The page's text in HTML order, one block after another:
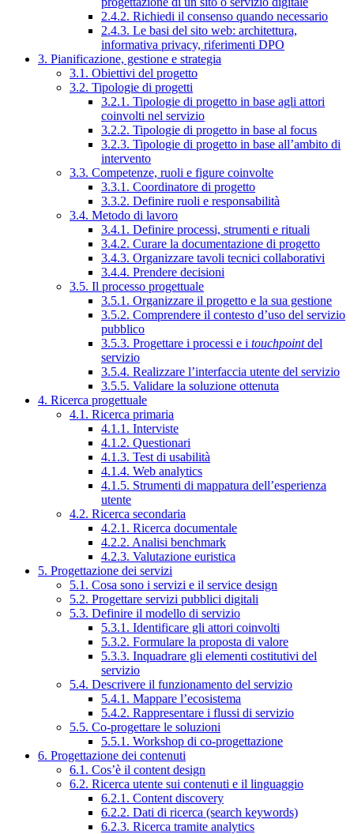
2.4.2. Richiedi il consenso quando necessario
2.4.3. Le basi del sito web: architettura,
informativa privacy, riferimenti DPO
3. Pianificazione, gestione e strategia
3.1. Obiettivi del progetto
3.2. Tipologie di progetti
3.2.1. Tipologie di progetto in base agli attori
coinvolti nel servizio
3.2.2. Tipologie di progetto in base al focus
3.2.3. Tipologie di progetto in base all’ambito di
intervento
3.3. Competenze, ruoli e figure coinvolte
3.3.1. Coordinatore di progetto
3.3.2. Definire ruoli e responsabilità
3.4. Metodo di lavoro
3.4.1. Definire processi, strumenti e rituali
3.4.2. Curare la documentazione di progetto
3.4.3. Organizzare tavoli tecnici collaborativi
3.4.4. Prendere decisioni
3.5. Il processo progettuale
3.5.1. Organizzare il progetto e la sua gestione
3.5.2. Comprendere il contesto d’uso del servizio
pubblico
3.5.3. Progettare i processi e i touchpointdel
servizio
3.5.4. Realizzare l’interfaccia utente del servizio
3.5.5. Validare la soluzione ottenuta
4. Ricerca progettuale
4.1. Ricerca primaria
4.1.1. Interviste
4.1.2. Questionari
4.1.3. Test di usabilità
4.1.4. Web analytics
4.1.5. Strumenti di mappatura dell’esperienza
utente
4.2. Ricerca secondaria
4.2.1. Ricerca documentale
4.2.2. Analisi benchmark
4.2.3. Valutazione euristica
5. Progettazione dei servizi
5.1. Cosa sono i servizi e il service design
5.2. Progettare servizi pubblici digitali
5.3. Definire il modello di servizio
5.3.1. Identificare gli attori coinvolti
5.3.2. Formulare la proposta di valore
5.3.3. Inquadrare gli elementi costitutivi del
servizio
5.4. Descrivere il funzionamento del servizio
5.4.1. Mappare l’ecosistema
5.4.2. Rappresentare i flussi di servizio
5.5. Co-progettare le soluzioni
5.5.1. Workshop di co-progettazione
6. Progettazione dei contenuti
6.1. Cos’è il content design
6.2. Ricerca utente sui contenuti e il linguaggio
6.2.1. Content discovery
6.2.2. Dati di ricerca (search keywords)
6.2.3. Ricerca tramite analytics